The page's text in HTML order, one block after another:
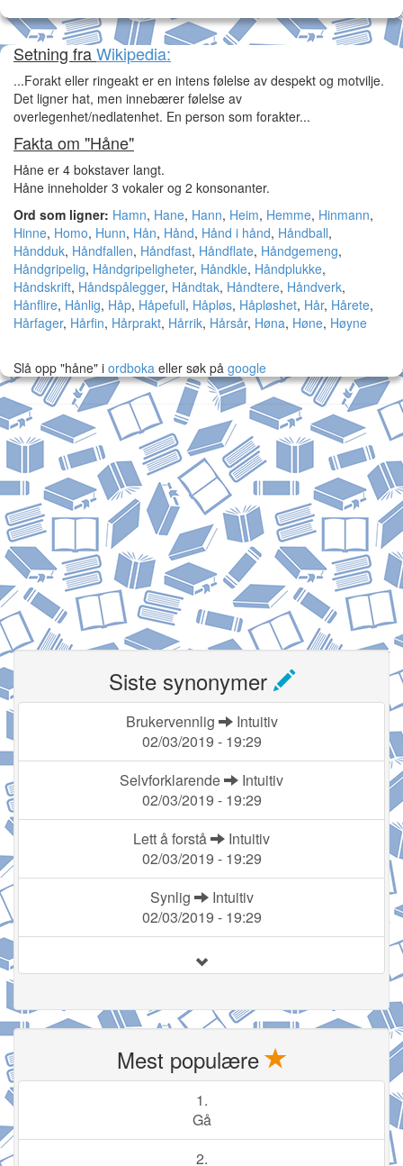
Setning fraWikipedia:
...Forakt eller ringeakt er en intens følelse av despekt og motvilje.
Det ligner hat, men innebærer følelse av
overlegenhet/nedlatenhet. En person som forakter...
Fakta om "Håne"
Håne er 4 bokstaver langt.
Håne inneholder 3 vokaler og 2 konsonanter.
Ord som ligner: Hamn, Hane, Hann, Heim, Hemme, Hinmann,
Hinne, Homo, Hunn, Hån, Hånd, Hånd i hånd, Håndball,
Håndduk, Håndfallen, Håndfast, Håndflate, Håndgemeng,
Håndgripelig, Håndgripeligheter, Håndkle, Håndplukke,
Håndskrift, Håndspålegger, Håndtak, Håndtere, Håndverk,
Hånflire, Hånlig, Håp, Håpefull, Håpløs, Håpløshet, Hår, Hårete,
Hårfager, Hårfin, Hårprakt, Hårrik, Hårsår, Høna, Høne, Høyne
Slå opp "håne" i ordboka eller søk på google
Siste synonymer
Brukervennlig
Intuitiv
02/03/2019 - 19:29
Selvforklarende
Intuitiv
02/03/2019 - 19:29
Lett å forstå
Intuitiv
02/03/2019 - 19:29
Synlig
Intuitiv
02/03/2019 - 19:29
Mest populære
1.
Gå
2.